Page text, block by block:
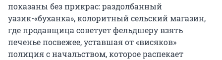
показаны без прикрас: раздолбанный
уазик-«буханка», колоритный сельский магазин,
где продавщица советует фельдшеру взять
печенье посвежее, уставшая от «висяков»
полиция с начальством, которое распекает